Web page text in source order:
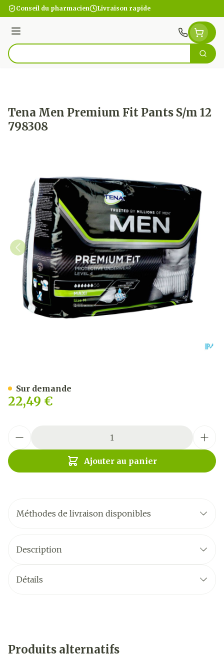
Aller au contenu
Conseil du pharmacien Livraison rapide
Menu
Rechercher
Tena Men Premium Fit Pants S/m 12
798308
22,49 €
Ajouter au panier
Sur demande
Méthodes de livraison disponibles
Description
Détails
Produits alternatifs